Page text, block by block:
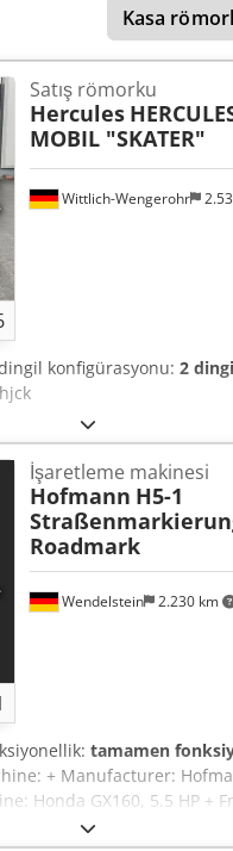
yaparız!Kasa
Wittlich-Wengerohr
Satış römorku
Hercules
MOBIL "SKATER"
konfigürasyonu: 2
Wendelstein 2.230 km
İşaretleme makinesi
Hofmann H5-1
Roadmark
tamamen
+ Manufacturer:
Honda GX160, 5.5 HP +
by email – subscribe to